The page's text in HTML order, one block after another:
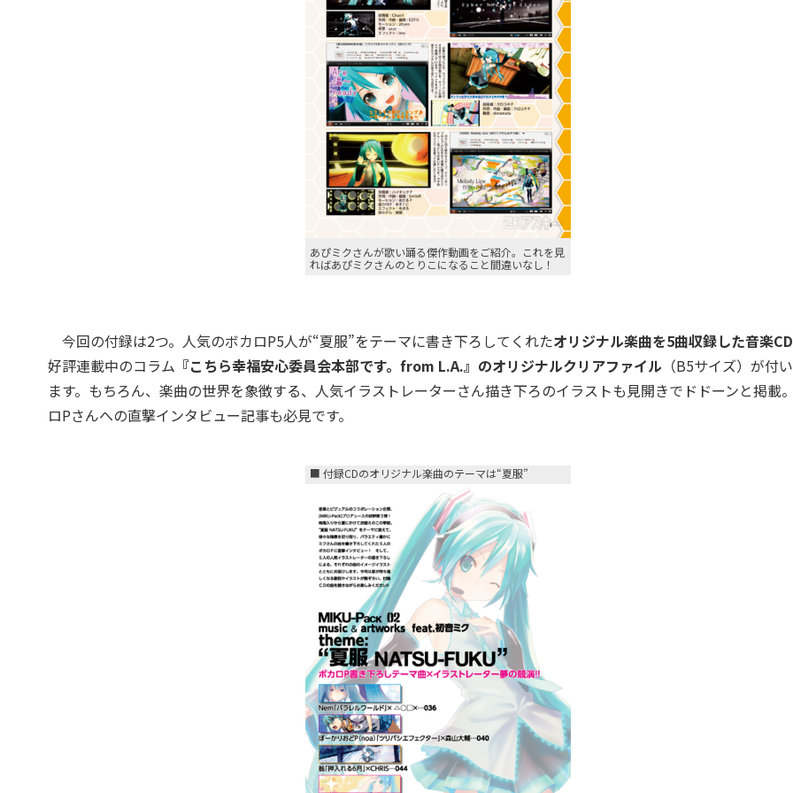
あぴミクさんが歌い踊る傑作動画をご紹介。これを見
ればあぴミクさんのとりこになること間違いなし！
今回の付録は2つ。人気のボカロP5人が“夏服”をテーマに書き下ろしてくれたオリジナル楽曲を5曲収録した音楽CD
好評連載中のコラム 『こちら幸福安心委員会本部です。from L.A.』のオリジナルクリアファイル （B5サイズ）が付
ます。もちろん、楽曲の世界を象徴する、人気イラストレーターさん描き下ろのイラストも見開きでドドーンと掲載
ロPさんへの直撃インタビュー記事も必見です。
■ 付録CDのオリジナル楽曲のテーマは“夏服”